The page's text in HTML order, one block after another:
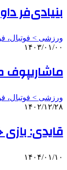
بنیادی‌فر
ورزشی > فوتبال،
۱۴۰۳/۰۱/۰۰
ماشاریپوف
ورزشی > فوتبال،
۱۴۰۲/۱۲/۲۸
قایدی:
۱۴۰۴/۰۱/۱۰